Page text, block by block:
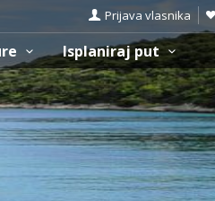
Prijava vlasnika
Isplaniraj put